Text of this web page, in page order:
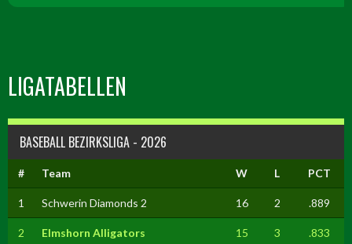
LIGATABELLEN
BASEBALL BEZIRKSLIGA - 2026
# Team W L PCT
1 Schwerin Diamonds 2 16 2 .889
2 Elmshorn Alligators 15 3 .833